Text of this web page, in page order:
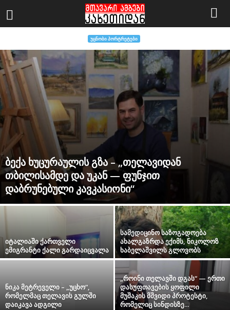
ᲣᲪᲜᲝᲑᲘ ᲞᲝᲠᲢᲠᲔᲢᲔᲑᲘ
ბექა ხუცურაულის გზა – „თელავიდან
თბილისამდე და უკან — ფუნჯით
დაბრუნებული კავკასიონი“
იტალიაში ქართველი
ემიგრანტი ქალი გარდაიცვალა
სამედიცინო საზოგადოება
ახალგაზრდა ექიმს, ნიკოლოზ
ხაბელაშვილს გლოვობს
ნიკა მეტრეველი – „უცხო“,
რომელმაც თელავის გულში
დაიკავა ადგილი
„როინი თელავში დგას“ — ერთი
დასუფთავების ყოფილი
მუშაკის მშვიდი პროტესტი,
რომელიც სინდისზე...